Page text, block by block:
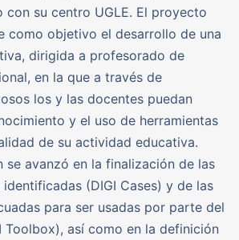
con su centro UGLE. El proyecto
como objetivo el desarrollo de una
dirigida a profesorado de
en la que a través de
los y las docentes puedan
y el uso de herramientas
de su actividad educativa.
se avanzó en la finalización de las
(DIGI Cases) y de las
para ser usadas por parte del
Toolbox), así como en la definición